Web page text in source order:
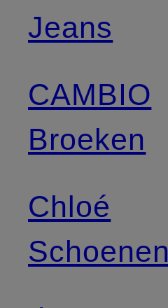
Jeans
CAMBIO
Broeken
Chloé
Schoenen